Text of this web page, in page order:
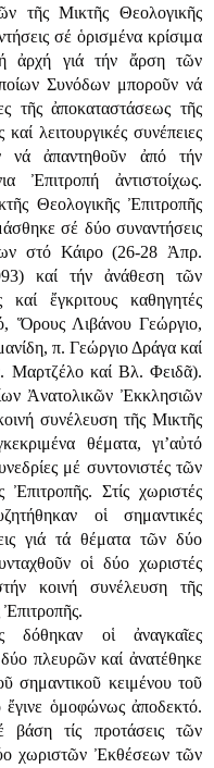
τῆς Μικτῆς Θεολογικῆς
σέ ὁρισμένα κρίσιμα
ἀρχή γιά τήν ἄρση τῶν
Συνόδων μποροῦν νά
τῆς ἀποκαταστάσεως τῆς
λειτουργικές συνέπειες
ἀπαντηθοῦν ἀπό τήν
Ἐπιτροπή ἀντιστοίχως.
Θεολογικῆς Ἐπιτροπῆς
σέ δύο συναντήσεις
στό Κάιρο (26-28 Ἀπρ.
καί τήν ἀνάθεση τῶν
καί ἔγκριτους καθηγητές
Ὅρους Λιβάνου Γεώργιο,
π. Γεώργιο Δράγα καί
Μαρτζέλο καί Βλ. Φειδᾶ).
Ἀνατολικῶν Ἐκκλησιῶν
συνέλευση τῆς Μικτῆς
θέματα, γι’αὐτό
μέ συντονιστές τῶν
Στίς χωριστές
οἱ σημαντικές
γιά τά θέματα τῶν δύο
οἱ δύο χωριστές
κοινή συνέλευση τῆς
δόθηκαν οἱ ἀναγκαῖες
δύο πλευρῶν καί ἀνατέθηκε
σημαντικοῦ κειμένου τοῦ
ἔγινε ὁμοφώνως ἀποδεκτό.
βάση τίς προτάσεις τῶν
χωριστῶν Ἐκθέσεων τῶν